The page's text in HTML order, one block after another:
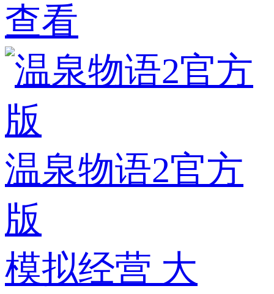
查看
温泉物语2官方
版
模拟经营 大